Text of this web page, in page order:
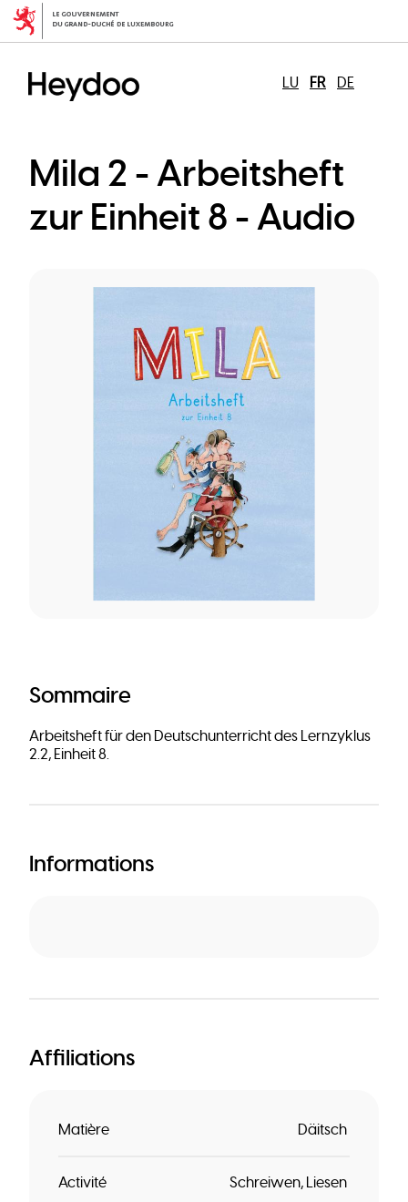
Aller
au
principal
LU FR DE
Mila 2 - Arbeitsheft
zur Einheit 8 - Audio
Sommaire
Arbeitsheft für den Deutschunterricht des Lernzyklus
2.2, Einheit 8.
Informations
Affiliations
Matière Däitsch
Activité Schreiwen Liesen